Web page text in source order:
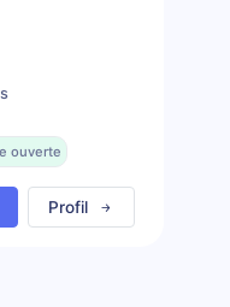
ouverte
Profil